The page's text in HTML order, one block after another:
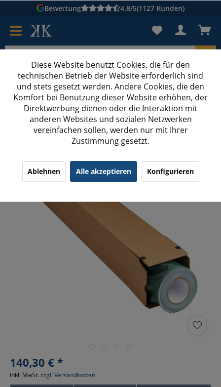
Bewertung 4.8/5(1127 Kunden)
Karton suchen
Kartons bedruckenKartons nach Maß
GLS Paketklasse XL
860x140x140 mm Versandhülse A0 quadratisch
140,30 € *
inkl. MwSt. zzgl. Versandkosten
Diese Website benutzt Cookies, die für den
technischen Betrieb der Website erforderlich sind
und stets gesetzt werden. Andere Cookies, die den
Komfort bei Benutzung dieser Website erhöhen, der
Direktwerbung dienen oder die Interaktion mit
anderen Websites und sozialen Netzwerken
vereinfachen sollen, werden nur mit Ihrer
Zustimmung gesetzt.
Ablehnen Alle akzeptieren Konfigurieren